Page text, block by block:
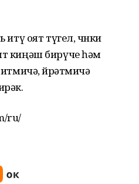
оят түгел, чөнки
киңәш бирүче һәм
өйрәтмичә
ru/